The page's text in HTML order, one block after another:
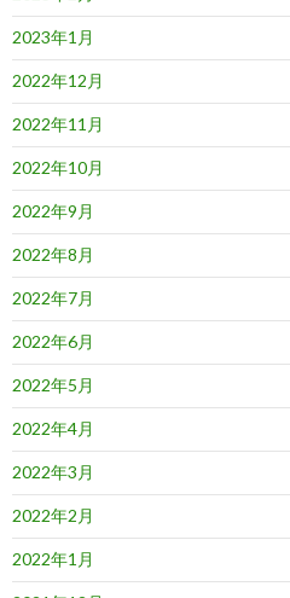
2023年1月
2022年12月
2022年11月
2022年10月
2022年9月
2022年8月
2022年7月
2022年6月
2022年5月
2022年4月
2022年3月
2022年2月
2022年1月